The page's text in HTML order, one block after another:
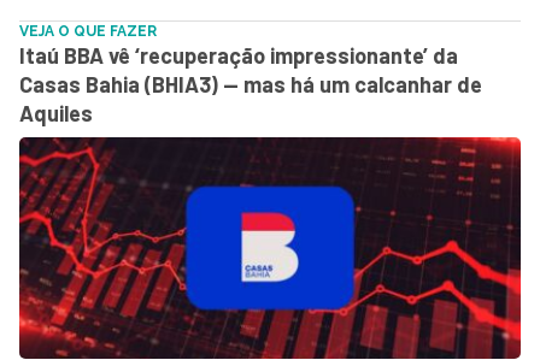
VEJA O QUE FAZER
Itaú BBA vê ‘recuperação impressionante’ da
Casas Bahia (BHIA3) — mas há um calcanhar de
Aquiles